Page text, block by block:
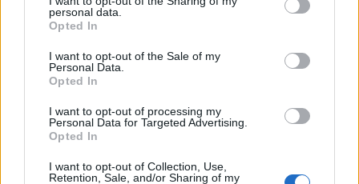
personal data.
Opted In
I want to opt-out of the Sale of my
Personal Data.
Opted In
I want to opt-out of processing my
Personal Data for Targeted Advertising.
Opted In
I want to opt-out of Collection, Use,
Retention, Sale, and/or Sharing of my
hakemusten yhteydessä ilmenee siihen
viittaavia seikkoja, ne on otettava huomioon
päätöksenteossa.
Lähde:Ulkoministeriö
Voit lisätä Staran Googlen ensisijaiseksi